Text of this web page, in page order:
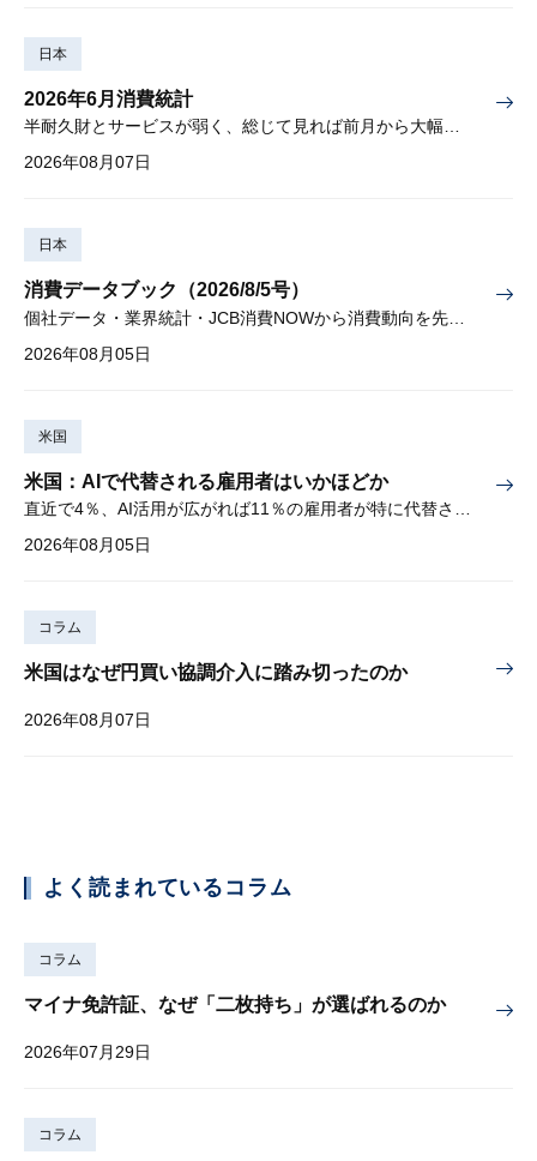
日本
2026年6月消費統計
半耐久財とサービスが弱く、総じて見れば前月から大幅に減少
2026年08月07日
日本
消費データブック（2026/8/5号）
2026年08月05日
米国
米国：AIで代替される雇用者はいかほどか
直近で4％、AI活用が広がれば11％の雇用者が特に代替されやすい
2026年08月05日
コラム
米国はなぜ円買い協調介入に踏み切ったのか
2026年08月07日
よく読まれているコラム
コラム
マイナ免許証、なぜ「二枚持ち」が選ばれるのか
2026年07月29日
コラム